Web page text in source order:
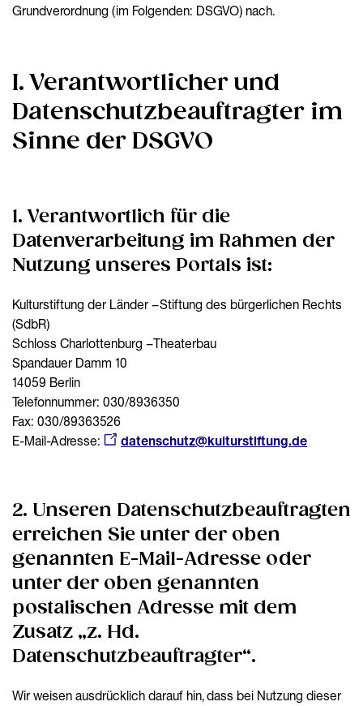
Grundverordnung (im Folgenden: DSGVO) nach.
I. Verantwortlicher und
Datenschutzbeauftragter im
Sinne der DSGVO
1. Verantwortlich für die
Datenverarbeitung im Rahmen der
Nutzung unseres Portals ist:
Kulturstiftung der Länder – Stiftung des bürgerlichen Rechts
(SdbR)
Schloss Charlottenburg – Theaterbau
Spandauer Damm 10
14059 Berlin
Telefonnummer: 030/8936350
Fax: 030/89363526
E-Mail-Adresse:
datenschutz@kulturstiftung.de
2. Unseren Datenschutzbeauftragten
erreichen Sie unter der oben
genannten E-Mail-Adresse oder
unter der oben genannten
postalischen Adresse mit dem
Zusatz „z. Hd.
Datenschutzbeauftragter“.
Wir weisen ausdrücklich darauf hin, dass bei Nutzung dieser